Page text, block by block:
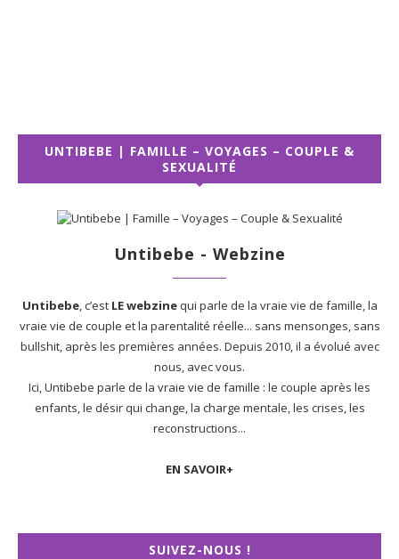
UNTIBEBE | FAMILLE – VOYAGES – COUPLE &
SEXUALITÉ
Untibebe - Webzine
Untibebe, c’est LE webzinequi parle de la vraie vie de famille, la
vraie vie de couple et la parentalité réelle... sans mensonges, sans
bullshit, après les premières années. Depuis 2010, il a évolué avec
nous, avec vous.
Ici, Untibebe parle de la vraie vie de famille : le couple après les
enfants, le désir qui change, la charge mentale, les crises, les
reconstructions...
EN SAVOIR+
SUIVEZ-NOUS !